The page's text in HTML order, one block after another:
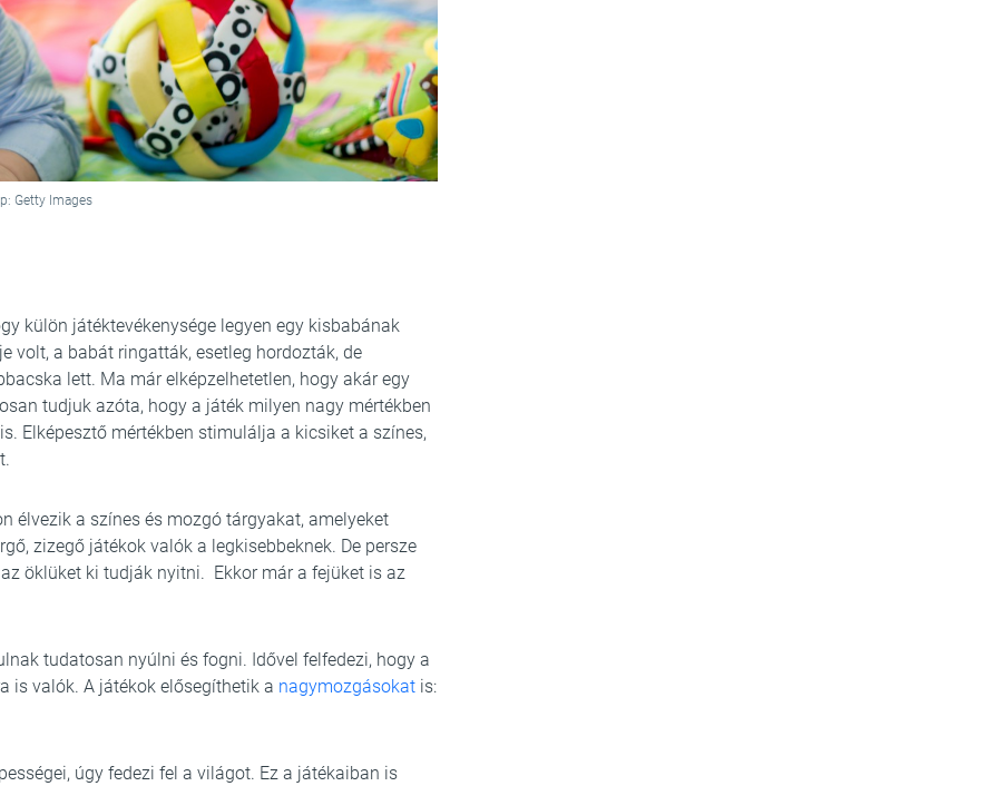
Getty Images
külön játéktevékenysége legyen egy kisbabának
volt, a babát ringatták, esetleg hordozták, de
lett. Ma már elképzelhetetlen, hogy akár egy
tudjuk azóta, hogy a játék milyen nagy mértékben
Elképesztő mértékben stimulálja a kicsiket a színes,
élvezik a színes és mozgó tárgyakat, amelyeket
zizegő játékok valók a legkisebbeknek. De persze
öklüket ki tudják nyitni. Ekkor már a fejüket is az
tudatosan nyúlni és fogni. Idővel felfedezi, hogy a
is valók. A játékok elősegíthetik a nagymozgásokat is:
úgy fedezi fel a világot. Ez a játékaiban is